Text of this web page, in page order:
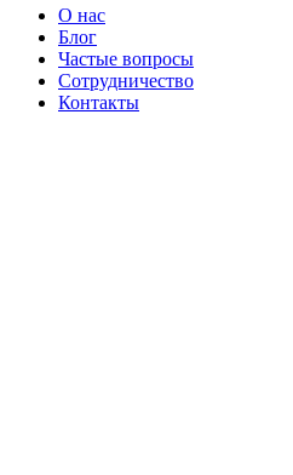
О нас
Блог
Частые вопросы
Сотрудничество
Контакты